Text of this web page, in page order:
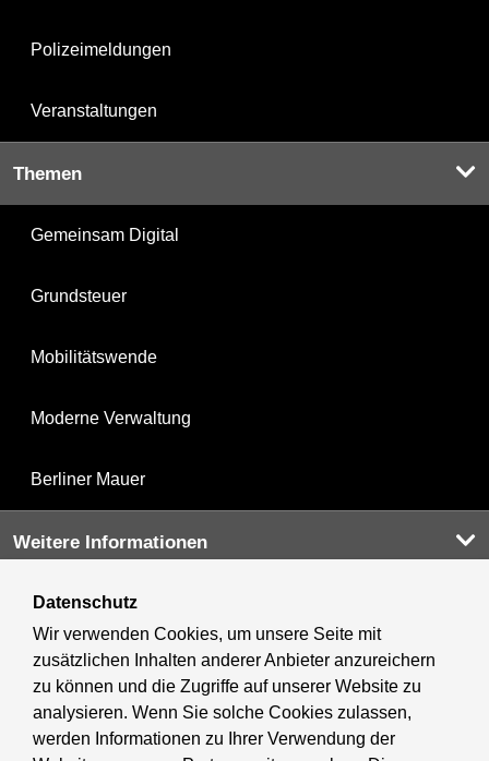
Polizeimeldungen
Veranstaltungen
Themen
Gemeinsam Digital
Grundsteuer
Mobilitätswende
Moderne Verwaltung
Berliner Mauer
Weitere Informationen
Kultur & Ausgehen
Tourismus
Wirtschaft
Datenschutz
Wir verwenden Cookies, um unsere Seite mit
zusätzlichen Inhalten anderer Anbieter anzureichern
zu können und die Zugriffe auf unserer Website zu
analysieren. Wenn Sie solche Cookies zulassen,
werden Informationen zu Ihrer Verwendung der